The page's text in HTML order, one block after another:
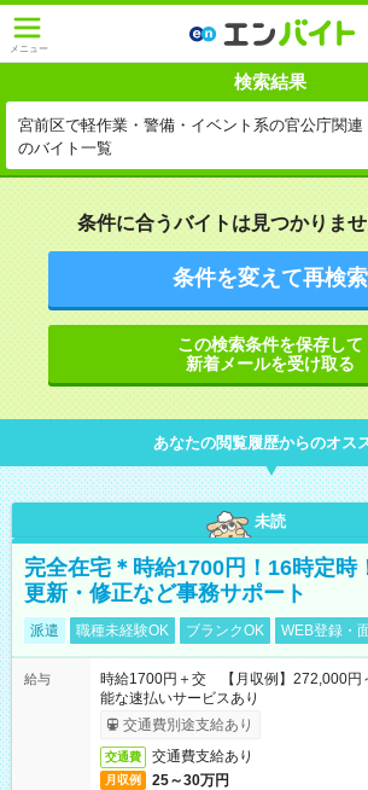
メニュー
検索結果
宮前区で軽作業・警備・イベント系の官公庁関連
のバイト一覧
条件に合うバイトは見つかりませ
条件を変えて再検索
この検索条件を保存して
新着メールを受け取る
あなたの閲覧履歴からのオス
未読
完全在宅＊時給1700円！16時定時
更新・修正など事務サポート
派遣 職種未経験OK ブランクOK WEB登録・
給与
時給1700円＋交 【月収例】272,000
能な速払いサービスあり
交通費別途支給あり
交通費 交通費支給あり
月収例 25～30万円